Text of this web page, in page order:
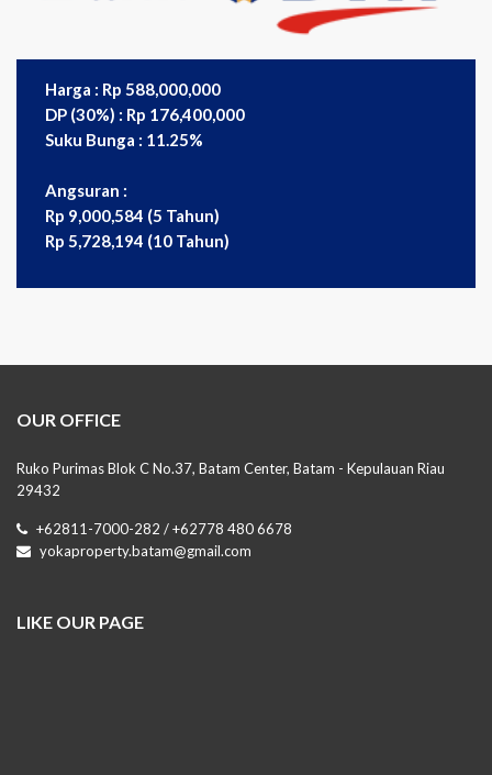
Harga : Rp 588,000,000
DP (30%) : Rp 176,400,000
Suku Bunga : 11.25%
Angsuran :
Rp 9,000,584 (5 Tahun)
Rp 5,728,194 (10 Tahun)
OUR OFFICE
Ruko Purimas Blok C No.37, Batam Center, Batam - Kepulauan Riau
29432
+62811-7000-282 / +62778 480 6678
yokaproperty.batam@gmail.com
LIKE OUR PAGE